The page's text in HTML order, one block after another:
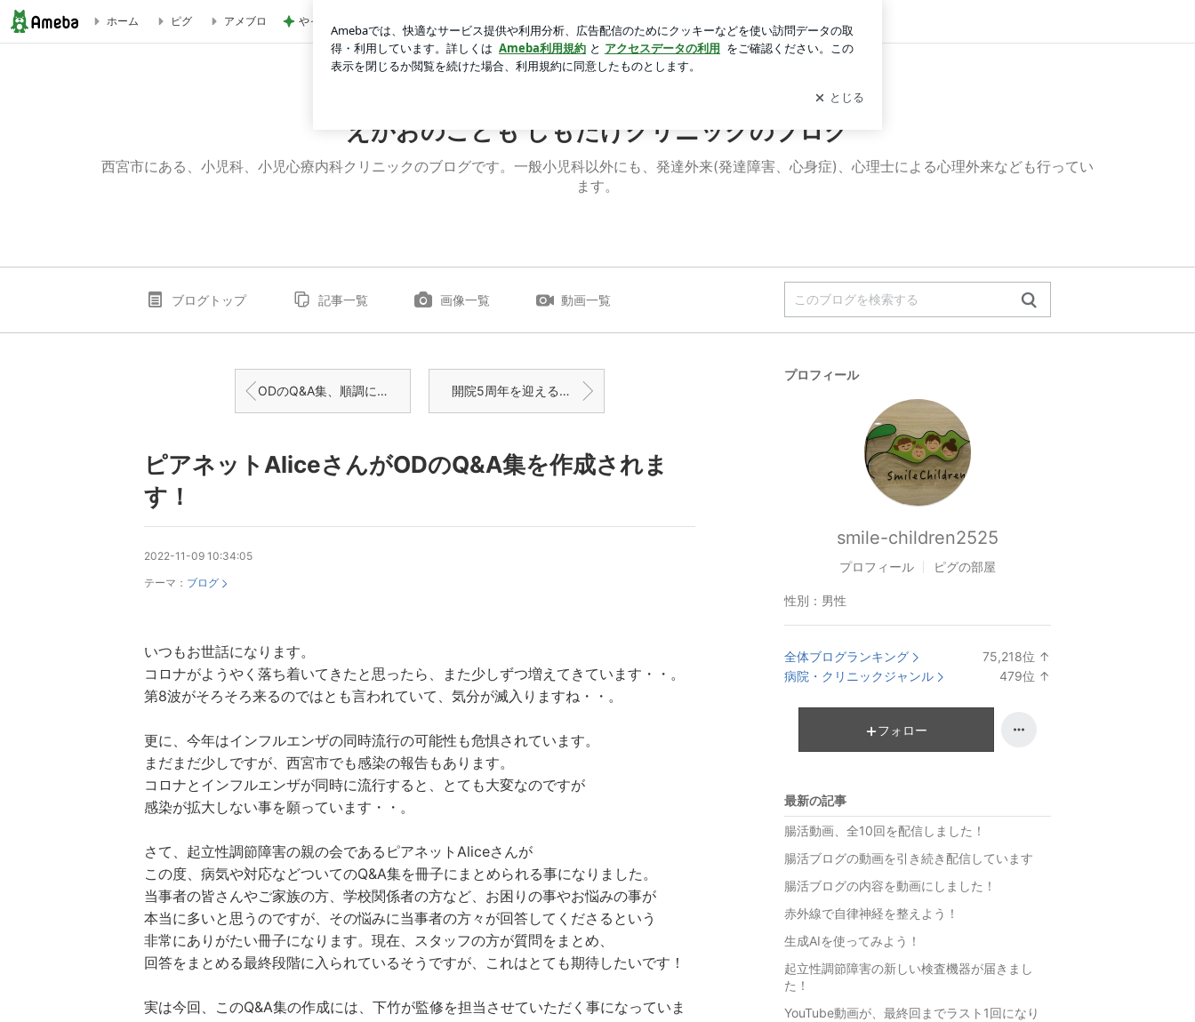
ピアネットAliceさんがODのQ&A集を作成されます！ | えがおのこども しもたけクリニックのブログ
ホーム ピグ アメブロ やっと買えたコストコの絶品ドーナツ 新規登録 ログイン
えがおのこども しもたけクリニックのブログ
西宮市にある、小児科、小児心療内科クリニックのブログです。一般小児科以外にも、発達外来(発達障害、心身症)、心理士による心理外来なども行ってい
ます。
ブログトップ 記事一覧 画像一覧 動画一覧
ODのQ&A集、順調に監修作業が進んでいます！ 開院5周年を迎えることが出来ました！
ピアネットAliceさんがODのQ&A集を作成されま
す！
2022-11-09 10:34:05
テーマ： ブログ
いつもお世話になります。
コロナがようやく落ち着いてきたと思ったら、また少しずつ増えてきています・・。
第8波がそろそろ来るのではとも言われていて、気分が滅入りますね・・。
更に、今年はインフルエンザの同時流行の可能性も危惧されています。
まだまだ少しですが、西宮市でも感染の報告もあります。
コロナとインフルエンザが同時に流行すると、とても大変なのですが
感染が拡大しない事を願っています・・。
さて、起立性調節障害の親の会であるピアネットAliceさんが
この度、病気や対応などついてのQ&A集を冊子にまとめられる事になりました。
当事者の皆さんやご家族の方、学校関係者の方など、お困りの事やお悩みの事が
本当に多いと思うのですが、その悩みに当事者の方々が回答してくださるという
非常にありがたい冊子になります。現在、スタッフの方が質問をまとめ、
回答をまとめる最終段階に入られているそうですが、これはとても期待したいです！
実は今回、このQ&A集の作成には、下竹が監修を担当させていただく事になっていま
プロフィール
smile-children2525
プロフィール ピグの部屋
性別： 男性
全体ブログランキング 75,218位 ↑
病院・クリニックジャンル 479位 ↑
フォロー
最新の記事
腸活動画、全10回を配信しました！
腸活ブログの動画を引き続き配信しています
腸活ブログの内容を動画にしました！
赤外線で自律神経を整えよう！
生成AIを使ってみよう！
起立性調節障害の新しい検査機器が届きまし
た！
YouTube動画が、最終回までラスト1回になり